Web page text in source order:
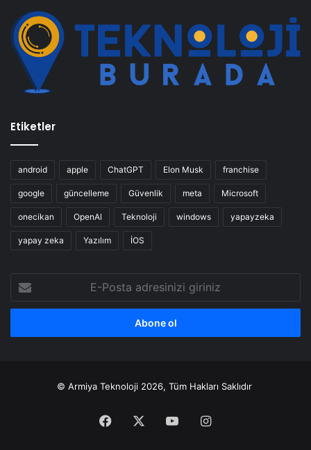
Etiketler
android apple ChatGPT Elon Musk franchise
google güncelleme Güvenlik meta Microsoft
onecikan OpenAl Teknoloji windows yapayzeka
yapay zeka Yazılım İOS
Posta
adresinizi
© Armiya Teknoloji 2026, Tüm Hakları Saklıdır
Facebook YouTubeInstagram